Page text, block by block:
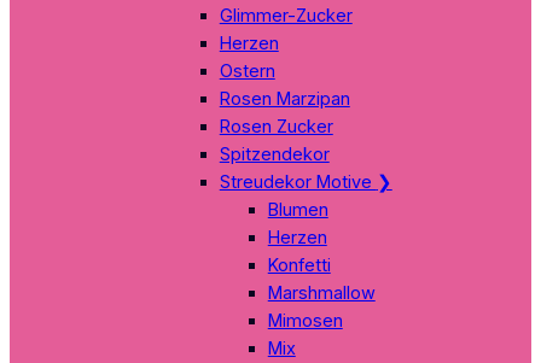
Glimmer-Zucker
Herzen
Ostern
Rosen Marzipan
Rosen Zucker
Spitzendekor
Streudekor Motive ❯
Blumen
Herzen
Konfetti
Marshmallow
Mimosen
Mix